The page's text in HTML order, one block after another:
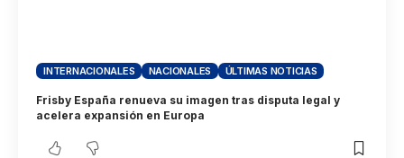
INTERNACIONALES NACIONALES ÚLTIMAS NOTICIAS
Frisby España renueva su imagen tras disputa legal y
acelera expansión en Europa